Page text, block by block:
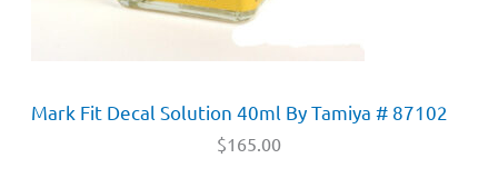
Mark Fit Decal Solution 40ml By Tamiya # 87102
$165.00